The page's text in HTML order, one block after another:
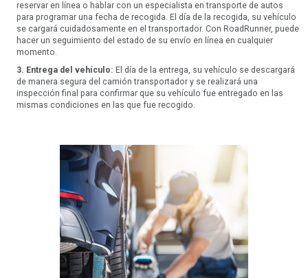
reservar en línea o hablar con un especialista en transporte de autos
para programar una fecha de recogida. El día de la recogida, su vehículo
se cargará cuidadosamente en el transportador. Con RoadRunner, puede
hacer un seguimiento del estado de su envío en línea en cualquier
momento.
3. Entrega del vehículo: El día de la entrega, su vehículo se descargará
de manera segura del camión transportador y se realizará una
inspección final para confirmar que su vehículo fue entregado en las
mismas condiciones en las que fue recogido.